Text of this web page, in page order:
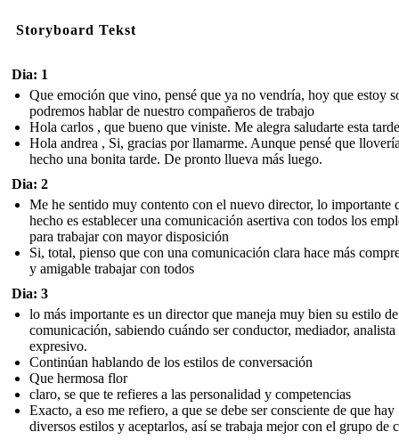
Storyboard Tekst
Dia: 1
Que emoción que vino, pensé que ya no vendría, hoy que estoy
podremos hablar de nuestro compañeros de trabajo
Hola carlos , que bueno que viniste. Me alegra saludarte esta
Hola andrea , Si, gracias por llamarme. Aunque pensé que
hecho una bonita tarde. De pronto llueva más luego.
Dia: 2
Me he sentido muy contento con el nuevo director, lo importante
hecho es establecer una comunicación asertiva con todos los
para trabajar con mayor disposición
Si, total, pienso que con una comunicación clara hace más
y amigable trabajar con todos
Dia: 3
lo más importante es un director que maneja muy bien su estilo de
comunicación, sabiendo cuándo ser conductor, mediador, analista
expresivo.
Continúan hablando de los estilos de conversación
Que hermosa flor
claro, se que te refieres a las personalidad y competencias
Exacto, a eso me refiero, a que se debe ser consciente de que hay
diversos estilos y aceptarlos, así se trabaja mejor con el grupo de